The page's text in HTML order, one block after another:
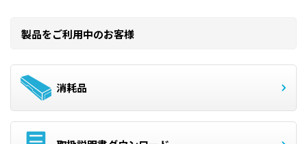
製品をご利用中のお客様
消耗品